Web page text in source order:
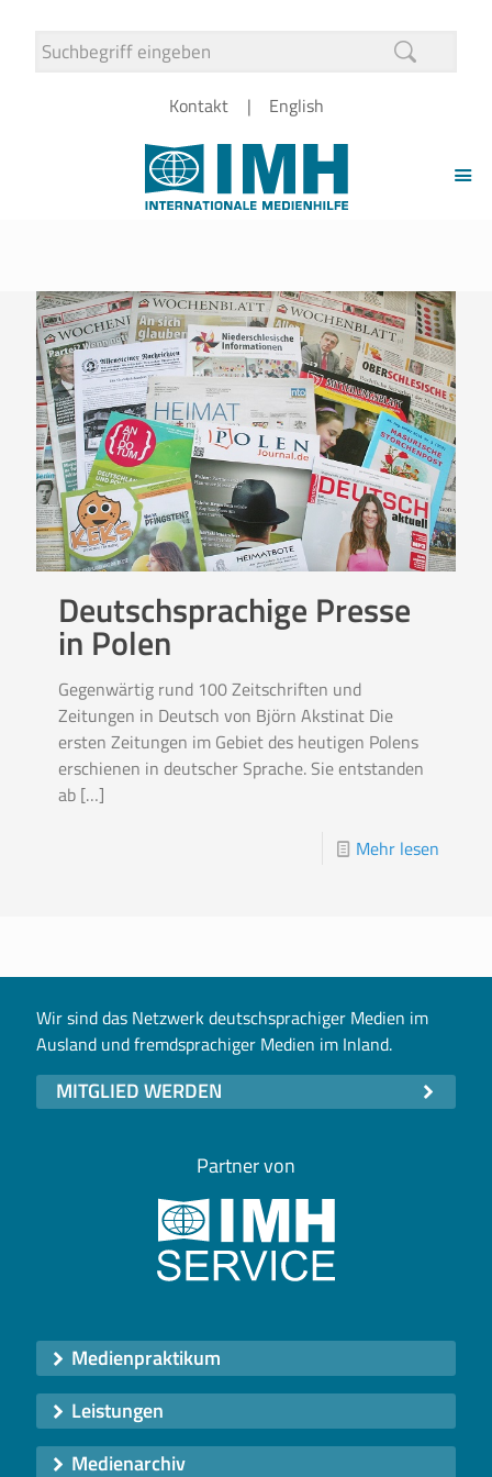
Kontakt English
Deutschsprachige Presse
in Polen
Gegenwärtig rund 100 Zeitschriften und
Zeitungen in Deutsch von Björn Akstinat Die
ersten Zeitungen im Gebiet des heutigen Polens
erschienen in deutscher Sprache. Sie entstanden
ab […]
Mehr lesen
Wir sind das Netzwerk deutschsprachiger Medien im
Ausland und fremdsprachiger Medien im Inland.
MITGLIED WERDEN
Partner von
Medienpraktikum
Leistungen
Medienarchiv